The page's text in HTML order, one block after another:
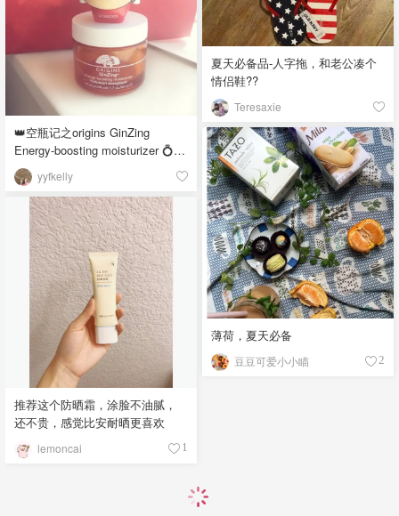
夏天必备品-人字拖，和老公凑个
情侣鞋??
Teresaxie
👑空瓶记之origins GinZing
Energy-boosting moisturizer 💍估
计大家都听说过这个吧，origins家
这个系列的面霜眼霜我都用过，
之前在有一个subscription box里
拿到这个眼霜，但我用眼霜感觉
都一样，所以也没觉得特别，不
过那个眼霜评价也是蛮好的，有
兴趣可以去试试. 言归正传，这个
面霜味道是淡淡橘子的味道，闻
起来不刺鼻，很舒服，由于是无
油配方，涂在脸上很清爽好推
开，而且滋润度很好，混油油皮
使用无压力哦！而且现在夏天用
刚刚好，不粘腻又够滋润 💋滋润
度 🌟🌟🌟🌟 💋清爽度 🌟🌟🌟🌟🌟
💋 回购 ⭕️
yyfkelly
薄荷，夏天必备
豆豆可爱小小瞄 2
推荐这个防晒霜，涂脸不油腻，
还不贵，感觉比安耐晒更喜欢
lemoncai 1